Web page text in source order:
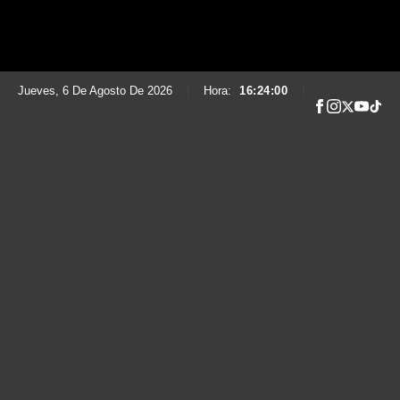
Jueves, 6 De Agosto De 2026 Hora: 16:24:01